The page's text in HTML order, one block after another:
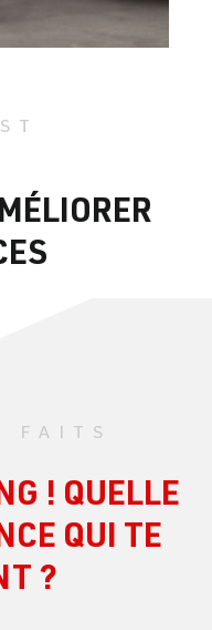
FAITS
! QUELLE
QUI TE
?